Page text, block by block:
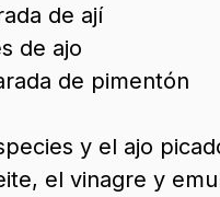
de ají
de ajo
de pimentón
y el ajo
el vinagre y